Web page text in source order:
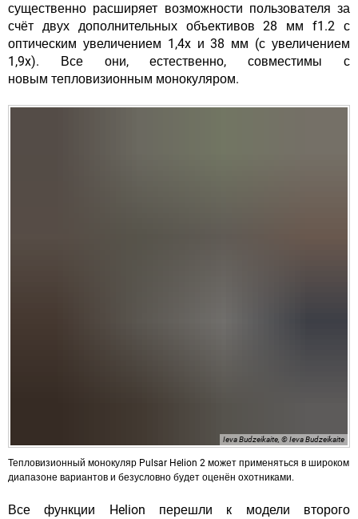
существенно расширяет возможности пользователя за
счёт двух дополнительных объективов 28 мм f1.2 с
оптическим увеличением 1,4x и 38 мм (с увеличением
1,9x). Все они, естественно, совместимы с
новым тепловизионным монокуляром.
Ieva Budzeikaite, © Ieva Budzeikaite
Тепловизионный монокуляр Pulsar Helion 2 может применяться в широком
диапазоне вариантов и безусловно будет оценён охотниками.
Все функции Helion перешли к модели второго